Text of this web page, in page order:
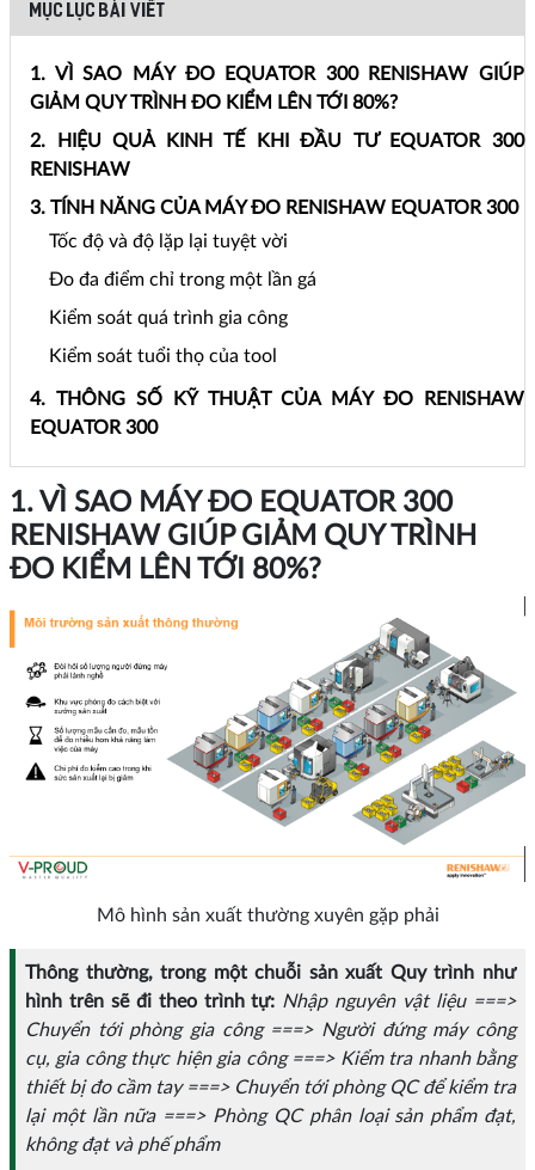
MỤC LỤC BÀI VIẾT
1. VÌ SAO MÁY ĐO EQUATOR 300 RENISHAW GIÚP
GIẢM QUY TRÌNH ĐO KIỂM LÊN TỚI 80%?
2. HIỆU QUẢ KINH TẾ KHI ĐẦU TƯ EQUATOR 300
RENISHAW
3. TÍNH NĂNG CỦA MÁY ĐO RENISHAW EQUATOR 300
Tốc độ và độ lặp lại tuyệt vời
Đo đa điểm chỉ trong một lần gá
Kiểm soát quá trình gia công
Kiểm soát tuổi thọ của tool
4. THÔNG SỐ KỸ THUẬT CỦA MÁY ĐO RENISHAW
EQUATOR 300
1. VÌ SAO MÁY ĐO EQUATOR 300
RENISHAW GIÚP GIẢM QUY TRÌNH
ĐO KIỂM LÊN TỚI 80%?
Mô hình sản xuất thường xuyên gặp phải
Thông thường, trong một chuỗi sản xuất Quy trình như
hình trên sẽ đi theo trình tự: Nhập nguyên vật liệu ===>
Chuyển tới phòng gia công ===> Người đứng máy công
cụ, gia công thực hiện gia công ===> Kiểm tra nhanh bằng
thiết bị đo cầm tay ===> Chuyển tới phòng QC để kiểm tra
lại một lần nữa ===> Phòng QC phân loại sản phẩm đạt,
không đạt và phế phẩm